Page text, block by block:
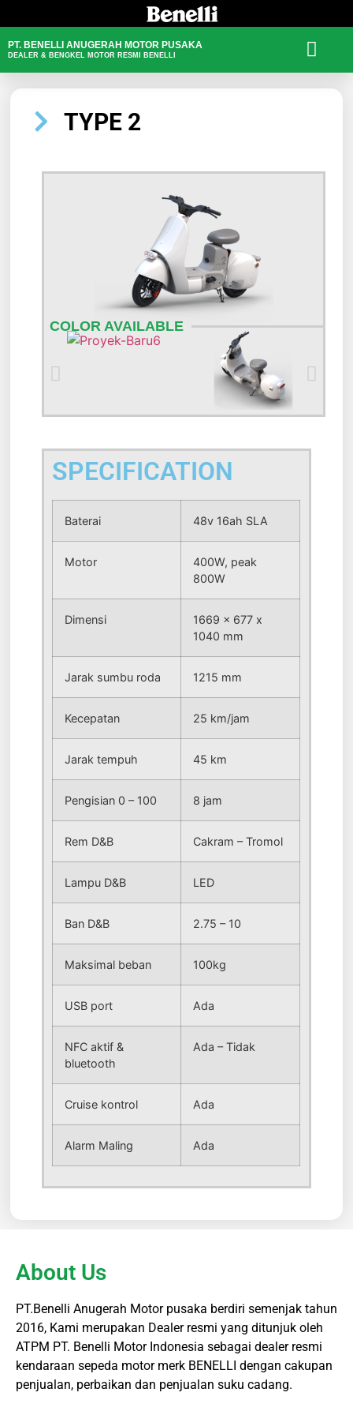
PT. BENELLI ANUGERAH MOTOR PUSAKA
DEALER & BENGKEL MOTOR RESMI BENELLI
TYPE 2
COLOR AVAILABLE
SPECIFICATION
Baterai 48v 16ah SLA
Motor
400W, peak
800W
Dimensi
1669 x 677 x
1040 mm
Jarak sumbu roda 1215 mm
Kecepatan 25 km/jam
Jarak tempuh 45 km
Pengisian 0 – 100 8 jam
Rem D&B Cakram – Tromol
Lampu D&B LED
Ban D&B 2.75 – 10
Maksimal beban 100kg
USB port Ada
NFC aktif &
bluetooth
Ada – Tidak
Cruise kontrol Ada
Alarm Maling Ada
About Us
PT.Benelli Anugerah Motor pusaka berdiri semenjak tahun
2016, Kami merupakan Dealer resmi yang ditunjuk oleh
ATPM PT. Benelli Motor Indonesia sebagai dealer resmi
kendaraan sepeda motor merk BENELLI dengan cakupan
penjualan, perbaikan dan penjualan suku cadang.